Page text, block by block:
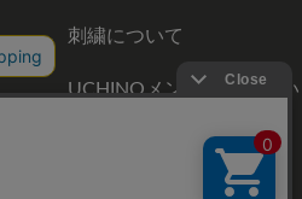
刺繍について
UCHINOメンバーズについ